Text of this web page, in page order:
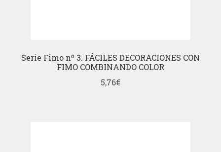
Serie Fimo nº 3. FÁCILES DECORACIONES CON
FIMO COMBINANDO COLOR
5,76€